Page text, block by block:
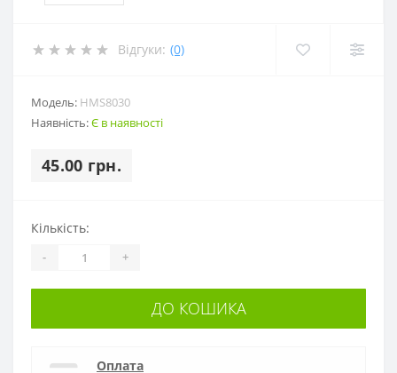
Відгуки: (0)
Модель: HMS8030
Наявність:Є в наявності
45.00 грн.
Кількість:
- +
ДО КОШИКА
Оплата